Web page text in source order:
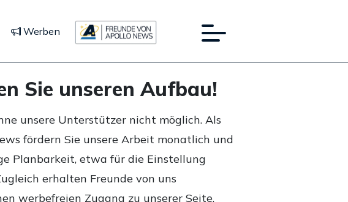
Werben
Sie unseren Aufbau!
unsere Unterstützer nicht möglich. Als
fördern Sie unsere Arbeit monatlich und
Planbarkeit, etwa für die Einstellung
erhalten Freunde von uns
werbefreien Zugang zu unserer Seite.